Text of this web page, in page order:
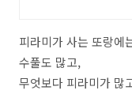
피라미가 사는 또랑에
수풀도 많고,
무엇보다 피라미가 많